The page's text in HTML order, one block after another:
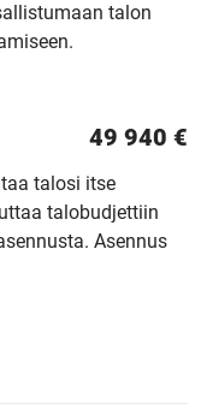
talon
49 940 €
talosi itse
talobudjettiin
Asennus